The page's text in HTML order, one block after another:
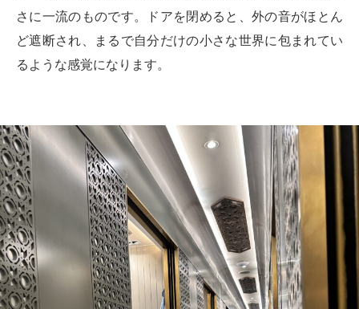
さに一流のものです。ドアを閉めると、外の音がほとん
ど遮断され、まるで自分だけの小さな世界に包まれてい
るような感覚になります。